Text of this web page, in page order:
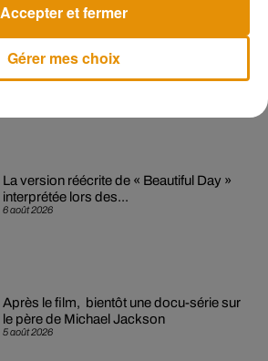
Pomme emprunte le décor de l’émission
« Loups Garous » pour son...
6 août 2026
La version réécrite de « Beautiful Day »
interprétée lors des...
5 août 2026
Après le film, bientôt une docu-série sur
le père de Michael Jackson
Gérer mes choix
Accepter et fermer